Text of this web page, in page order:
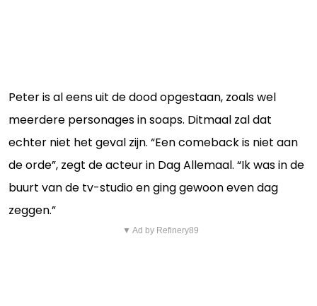
Peter is al eens uit de dood opgestaan, zoals wel
meerdere personages in soaps. Ditmaal zal dat
echter niet het geval zijn. “Een comeback is niet aan
de orde”, zegt de acteur in Dag Allemaal. “Ik was in de
buurt van de tv-studio en ging gewoon even dag
zeggen.”
▼ Ad by Refinery89